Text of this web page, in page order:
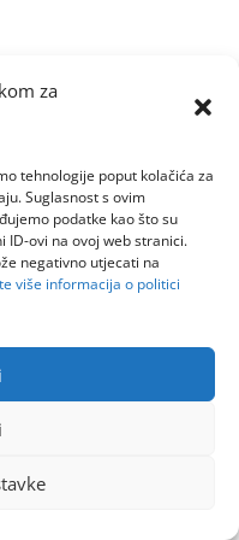
za
tehnologije poput kolačića za
Suglasnost s ovim
podatke kao što su
ID-ovi na ovoj web stranici.
negativno utjecati na
više informacija o politici